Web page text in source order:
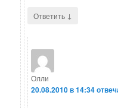
Ответить ↓
Олли
20.08.2010 в 14:34